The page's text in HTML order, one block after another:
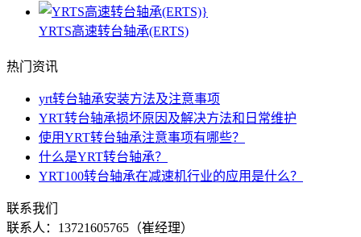
YRTS高速转台轴承(ERTS)
热门资讯
yrt转台轴承安装方法及注意事项
YRT转台轴承损坏原因及解决方法和日常维护
使用YRT转台轴承注意事项有哪些？
什么是YRT转台轴承？
YRT100转台轴承在减速机行业的应用是什么？
联系我们
联系人： 13721605765（崔经理）